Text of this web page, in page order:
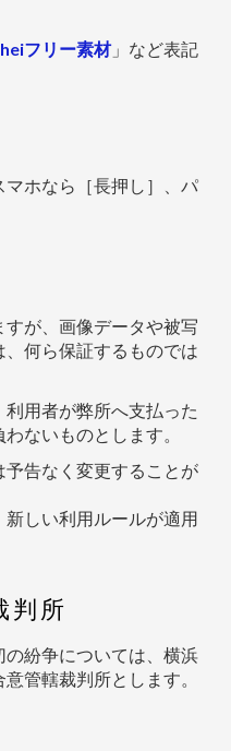
フリー素材」など表記
ホなら［長押し］、パ
が、画像データや被写
何ら保証するものでは
用者が弊所へ支払った
ないものとします。
告なく変更することが
しい利用ルールが適用
判所
紛争については、横浜
管轄裁判所とします。